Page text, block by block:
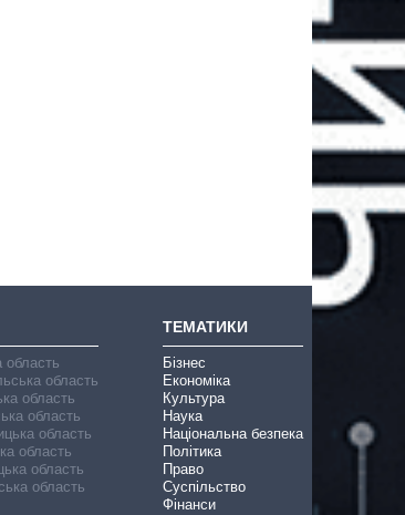
область
область
область
область
область
область
область
область
ТЕМАТИКИ
Бізнес
Економіка
Культура
Наука
Національна безпека
Політика
Право
Суспільство
Фінанси